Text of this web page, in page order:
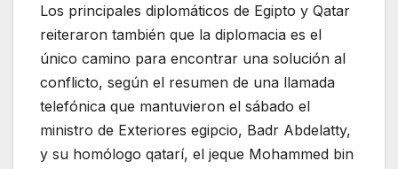
Los principales diplomáticos de Egipto y Qatar
reiteraron también que la diplomacia es el
único camino para encontrar una solución al
conflicto, según el resumen de una llamada
telefónica que mantuvieron el sábado el
ministro de Exteriores egipcio, Badr Abdelatty,
y su homólogo qatarí, el jeque Mohammed bin